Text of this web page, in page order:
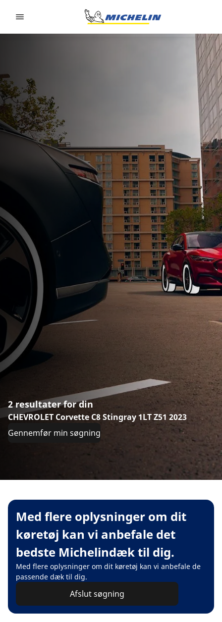
2 resultater for din
CHEVROLET Corvette C8 Stingray 1LT Z51 2023
Gennemfør min søgning
Med flere oplysninger om dit
køretøj kan vi anbefale det
bedste Michelindæk til dig.
Med flere oplysninger om dit køretøj kan vi anbefale de
passende dæk til dig.
Afslut søgning